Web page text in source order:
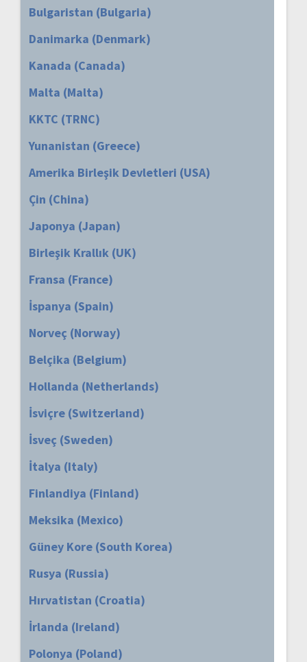
Bulgaristan (Bulgaria)
Danimarka (Denmark)
Kanada (Canada)
Malta (Malta)
KKTC (TRNC)
Yunanistan (Greece)
Amerika Birleşik Devletleri (USA)
Çin (China)
Japonya (Japan)
Birleşik Krallık (UK)
Fransa (France)
İspanya (Spain)
Norveç (Norway)
Belçika (Belgium)
Hollanda (Netherlands)
İsviçre (Switzerland)
İsveç (Sweden)
İtalya (Italy)
Finlandiya (Finland)
Meksika (Mexico)
Güney Kore (South Korea)
Rusya (Russia)
Hırvatistan (Croatia)
İrlanda (Ireland)
Polonya (Poland)